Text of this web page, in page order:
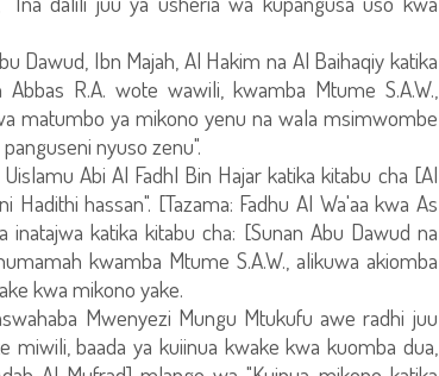
Dawud, Ibn Majah, Al Hakim na Al Baihaqiy katika
R.A. wote wawili, kwamba Mtume S.A.W.,
matumbo ya mikono yenu na wala msimwombe
nyuso zenu".
Abi Al Fadhl Bin Hajar katika kitabu cha [Al
hassan". [Tazama: Fadhu Al Wa'aa kwa As
katika kitabu cha: [Sunan Abu Dawud na
kwamba Mtume S.A.W., alikuwa akiomba
kwa mikono yake.
Mwenyezi Mungu Mtukufu awe radhi juu
baada ya kuiinua kwake kwa kuomba dua,